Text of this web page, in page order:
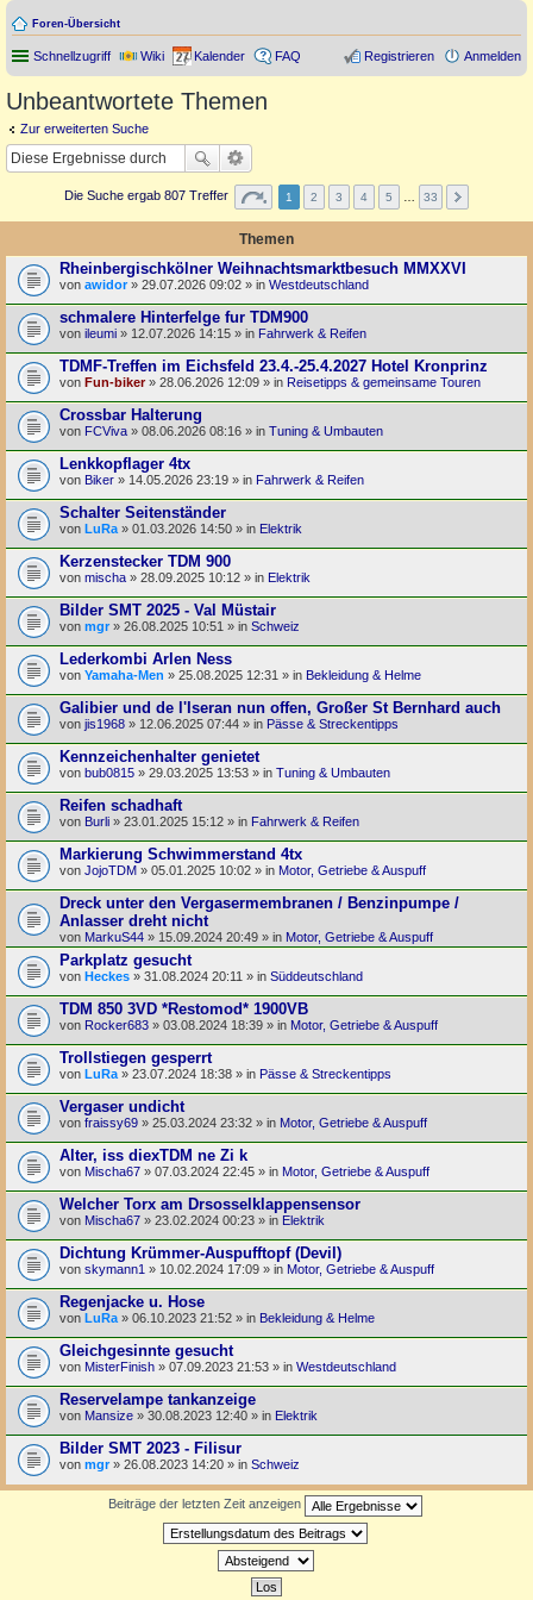
Foren-Übersicht
Schnellzugriff Wiki Kalender FAQ Anmelden
Registrieren
Unbeantwortete Themen
Zur erweiterten Suche
Die Suche ergab 807 Treffer 1 2 3 4 5 33
Themen
Rheinbergischkölner Weihnachtsmarktbesuch MMXXVI
von awidor» 29.07.2026 09:02 » in Westdeutschland
schmalere Hinterfelge fur TDM900
von ileumi » 12.07.2026 14:15 » in Fahrwerk & Reifen
TDMF-Treffen im Eichsfeld 23.4.-25.4.2027 Hotel Kronprinz
von Fun-biker» 28.06.2026 12:09 » in Reisetipps & gemeinsame Touren
Crossbar Halterung
von FCViva » 08.06.2026 08:16 » in Tuning & Umbauten
Lenkkopflager 4tx
von Biker » 14.05.2026 23:19 » in Fahrwerk & Reifen
Schalter Seitenständer
von LuRa » 01.03.2026 14:50 » in Elektrik
Kerzenstecker TDM 900
von mischa » 28.09.2025 10:12 » in Elektrik
Bilder SMT 2025 - Val Müstair
von mgr » 26.08.2025 10:51 » in Schweiz
Lederkombi Arlen Ness
von Yamaha-Men » 25.08.2025 12:31 » in Bekleidung & Helme
Galibier und de l'Iseran nun offen, Großer St Bernhard auch
von jis1968 » 12.06.2025 07:44 » in Pässe & Streckentipps
Kennzeichenhalter genietet
von bub0815 » 29.03.2025 13:53 » in Tuning & Umbauten
Reifen schadhaft
von Burli » 23.01.2025 15:12 » in Fahrwerk & Reifen
Markierung Schwimmerstand 4tx
von JojoTDM » 05.01.2025 10:02 » in Motor, Getriebe & Auspuff
Dreck unter den Vergasermembranen / Benzinpumpe /
Anlasser dreht nicht
von MarkuS44 » 15.09.2024 20:49 » in Motor, Getriebe & Auspuff
Parkplatz gesucht
von Heckes » 31.08.2024 20:11 » in Süddeutschland
TDM 850 3VD *Restomod* 1900VB
von Rocker683 » 03.08.2024 18:39 » in Motor, Getriebe & Auspuff
Trollstiegen gesperrt
von LuRa » 23.07.2024 18:38 » in Pässe & Streckentipps
Vergaser undicht
von fraissy69 » 25.03.2024 23:32 » in Motor, Getriebe & Auspuff
Alter, iss diexTDM ne Zi k
von Mischa67 » 07.03.2024 22:45 » in Motor, Getriebe & Auspuff
Welcher Torx am Drsosselklappensensor
von Mischa67 » 23.02.2024 00:23 » in Elektrik
Dichtung Krümmer-Auspufftopf (Devil)
von skymann1 » 10.02.2024 17:09 » in Motor, Getriebe & Auspuff
Regenjacke u. Hose
von LuRa » 06.10.2023 21:52 » in Bekleidung & Helme
Gleichgesinnte gesucht
von MisterFinish » 07.09.2023 21:53 » in Westdeutschland
Reservelampe tankanzeige
von Mansize » 30.08.2023 12:40 » in Elektrik
Bilder SMT 2023 - Filisur
von mgr» 26.08.2023 14:20 » in Schweiz
Beiträge der letzten Zeit anzeigen